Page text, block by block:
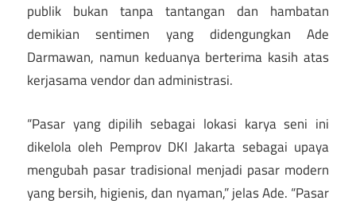
publik bukan tanpa tantangan dan hambatan
demikian sentimen yang didengungkan Ade
Darmawan, namun keduanya berterima kasih atas
kerjasama vendor dan administrasi.
“Pasar yang dipilih sebagai lokasi karya seni ini
dikelola oleh Pemprov DKI Jakarta sebagai upaya
mengubah pasar tradisional menjadi pasar modern
yang bersih, higienis, dan nyaman,” jelas Ade. “Pasar